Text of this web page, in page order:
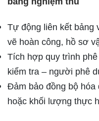
Tự động liên kết bảng
vẽ hoàn công, hồ sơ
Tích hợp quy trình
kiểm tra – người phê
Đảm bảo đồng bộ hóa
hoặc khối lượng thực